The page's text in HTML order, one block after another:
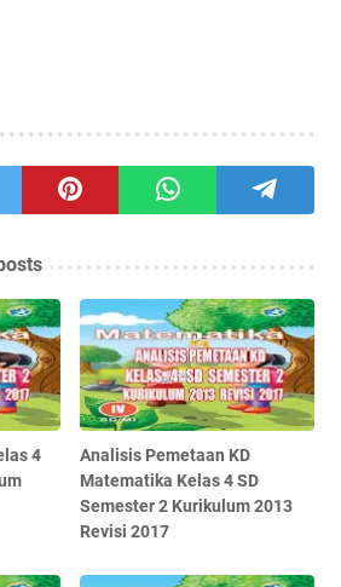
4
Analisis Pemetaan KD
Matematika Kelas 4 SD
Semester 2 Kurikulum 2013
Revisi 2017